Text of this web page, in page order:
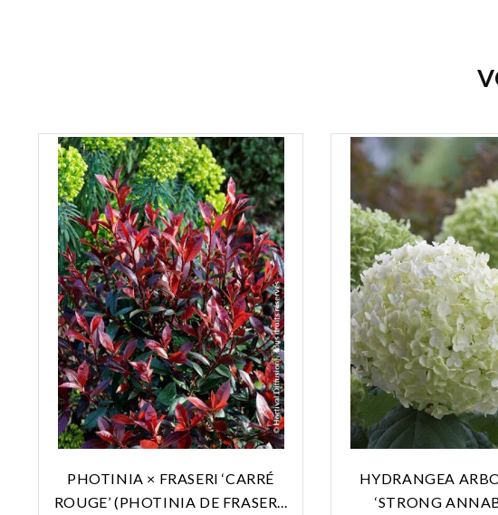
PHOTINIA × FRASERI ‘CARRÉ
ROUGE’ (PHOTINIA DE FRASER...
HYDRANGEA
‘STRONG